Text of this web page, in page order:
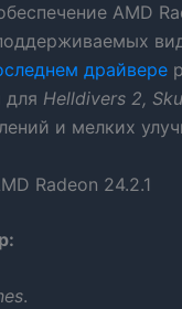
AMD
драйвере
для Helldivers 2,
и мелких
Radeon 24.2.1
.